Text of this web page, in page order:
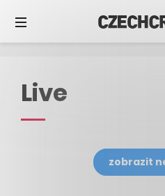
Live
zobrazit